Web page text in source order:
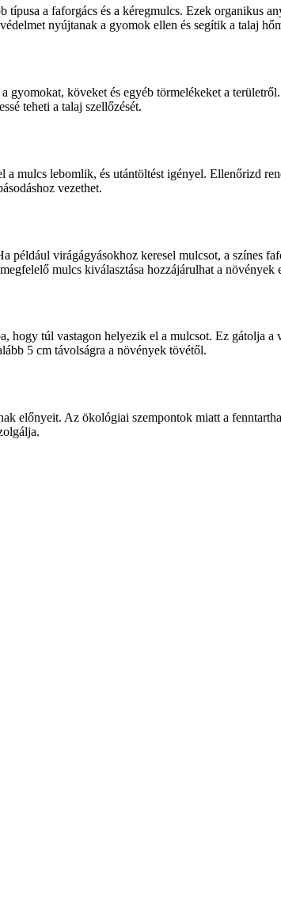
a faforgács és a kéregmulcs. Ezek organikus
nyújtanak a gyomok ellen és segítik a talaj
gyomokat, köveket és egyéb törmelékeket a
teheti a talaj szellőzését.
mulcs lebomlik, és utántöltést igényel. Ellenőrizd
vezethet.
virágágyásokhoz keresel mulcsot, a színes
mulcs kiválasztása hozzájárulhat a növények
túl vastagon helyezik el a mulcsot. Ez gátolja a
5 cm távolságra a növények tövétől.
előnyeit. Az ökológiai szempontok miatt a